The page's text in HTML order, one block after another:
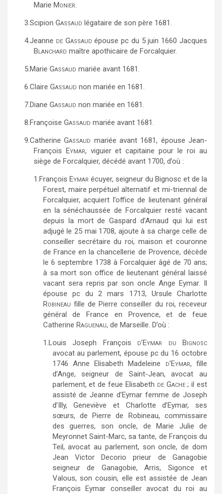
Marie Monier.
3.Scipion Gassaud légataire de son père 1681.
4.Jeanne de Gassaud épouse pc du 5 juin 1660 Jacques
Blanchard maître apothicaire de Forcalquier.
5.Marie Gassaud mariée avant 1681.
6.Claire Gassaud non mariée en 1681.
7.Diane Gassaud non mariée en 1681.
8.Françoise Gassaud mariée avant 1681.
9.CatherineGassaud mariée avant 1681, épouse Jean-
François Eymar, viguier et capitaine pour le roi au
siège de Forcalquier, décédé avant 1700, d’où :
1.François Eymar écuyer, seigneur du Bignosc et de la
Forest, maire perpétuel alternatif et mi-triennal de
Forcalquier, acquiert l’office de lieutenant général
en la sénéchaussée de Forcalquier resté vacant
depuis la mort de Gaspard d’Arnaud qui lui est
adjugé le 25 mai 1708, ajoute à sa charge celle de
conseiller secrétaire du roi, maison et couronne
de France en la chancellerie de Provence, décède
le 6 septembre 1738 à Forcalquier âgé de 70 ans;
à sa mort son office de lieutenant général laissé
vacant sera repris par son oncle Ange Eymar. Il
épouse pc du 2 mars 1713, Ursule Charlotte
Robineau fille de Pierre conseiller du roi, receveur
général de France en Provence, et de feue
Catherine Raguenau, de Marseille. D’où :
1.Louis Joseph François d’Eymar du Bignosc
avocat au parlement, épouse pc du 16 octobre
1746 Anne Elisabeth Madeleine d’Eymar, fille
d’Ange, seigneur de Saint-Jean, avocat au
parlement, et de feue Elisabeth de Gache; il est
assisté de Jeanne d’Eymar femme de Joseph
d’Illy, Geneviève et Charlotte d’Eymar, ses
sœurs, de Pierre de Robineau, commissaire
des guerres, son oncle, de Marie Julie de
Meyronnet Saint-Marc, sa tante, de François du
Teil, avocat au parlement, son oncle, de dom
Jean Victor Decorio prieur de Ganagobie
seigneur de Ganagobie, Arris, Sigonce et
Valous, son cousin, elle est assistée de Jean
François Eymar conseiller avocat du roi au